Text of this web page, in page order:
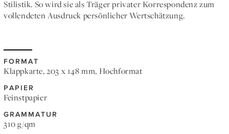
Stilistik. So wird sie als Träger privater Korrespondenz zum
vollendeten Ausdruck persönlicher Wertschätzung.
FORMAT
Klappkarte, 203 x 148 mm, Hochformat
PAPIER
Feinstpapier
GRAMMATUR
310 g/qm